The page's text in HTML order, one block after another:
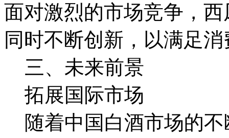
面对激烈的市场竞争，
同时不断创新，以满足
三、未来前景
拓展国际市场
随着中国白酒市场的不